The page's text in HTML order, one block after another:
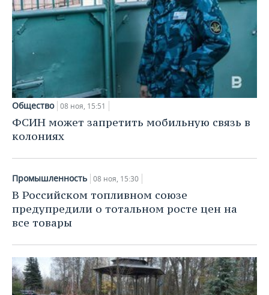
Общество 08 ноя, 15:51
ФСИН может запретить мобильную связь в
колониях
Промышленность 08 ноя, 15:30
В Российском топливном союзе
предупредили о тотальном росте цен на
все товары